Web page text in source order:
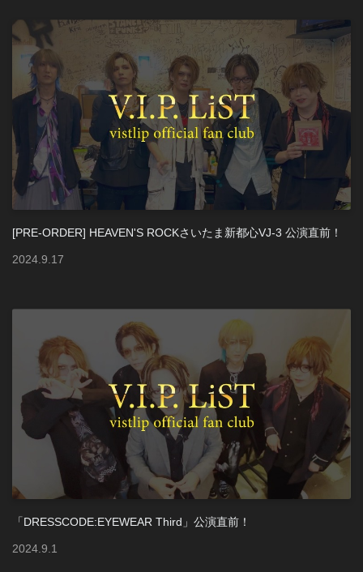
[PRE-ORDER] HEAVEN'S ROCKさいたま新都心VJ-3 公演直前！
2024.9.17
「DRESSCODE:EYEWEAR Third」公演直前！
2024.9.1